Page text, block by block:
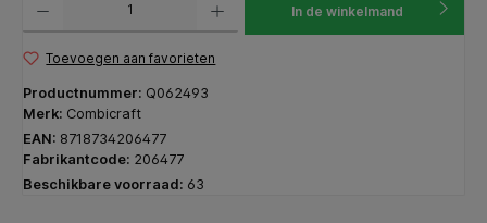
In de winkelmand
Toevoegen aan favorieten
Productnummer: Q062493
Merk: Combicraft
EAN: 8718734206477
Fabrikantcode: 206477
Beschikbare voorraad: 63